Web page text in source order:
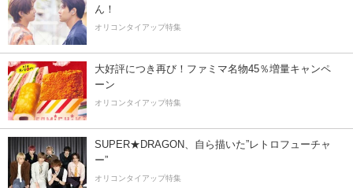
ん！
オリコンタイアップ特集
大好評につき再び！ファミマ名物45％増量キャンペ
ーン
オリコンタイアップ特集
SUPER★DRAGON、自ら描いた”レトロフューチャ
ー”
オリコンタイアップ特集